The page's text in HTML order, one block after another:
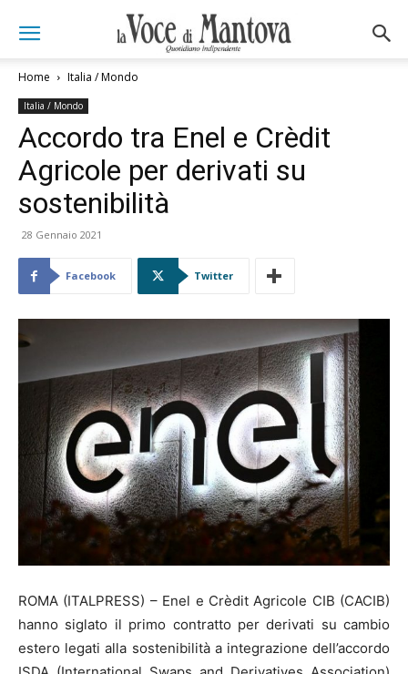
Home Italia / Mondo
Italia / Mondo
Accordo tra Enel e Crèdit
Agricole per derivati su
sostenibilità
28 Gennaio 2021
Facebook Twitter
ROMA (ITALPRESS) – Enel e Crèdit Agricole CIB (CACIB)
hanno siglato il primo contratto per derivati su cambio
estero legati alla sostenibilità a integrazione dell’accordo